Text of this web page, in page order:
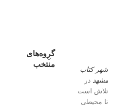
شهر کتاب
مشهد در
تلاش است
تا محیطی
گروه‌های
منتخب